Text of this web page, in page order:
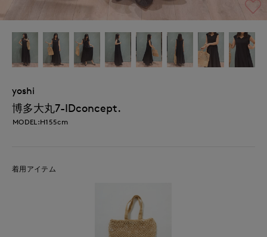
yoshi
博多大丸7-IDconcept.
MODEL:H155cm
着用アイテム